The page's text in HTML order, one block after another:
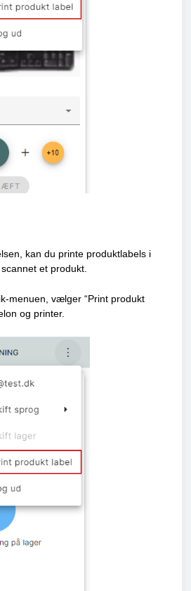
kan du printe produktlabels i
et produkt.
menuen, vælger “Print produkt
og printer.